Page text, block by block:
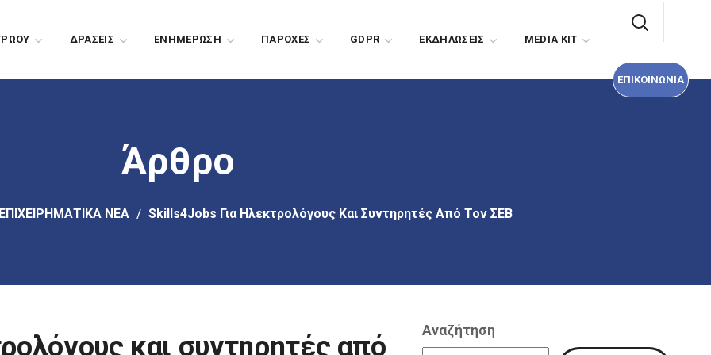
ΔΡΑΣΕΙΣ EΝΗΜΕΡΩΣΗ ΠΑΡΟΧΕΣ GDPR EΚΔΗΛΩΣΕΙΣ MEDIA KIT
ΕΠΙΚΟΙΝΩΝΙΑ
Άρθρο
ΕΠΙΧΕΙΡΗΜΑΤΙΚΑ ΝΕΑ Skills4Jobs Για Ηλεκτρολόγους Και Συντηρητές Από Τον ΣΕΒ
και συντηρητές από
Αναζήτηση